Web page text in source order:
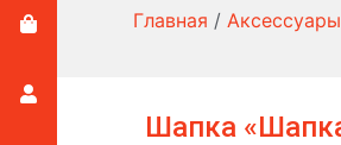
Главная /
Шапка